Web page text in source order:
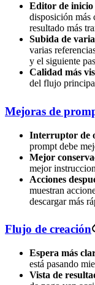
Editor de inicio
disposición más
resultado más
Subida de
varias
y el siguiente
Calidad más
del flujo
Mejoras de
Interruptor de
prompt debe
Mejor
mejor
Acciones
muestran
descargar más
Flujo de creación
Espera más
está pasando
Vista de